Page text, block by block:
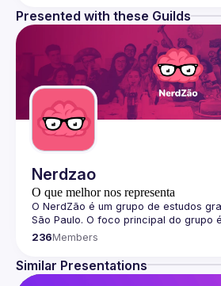
Presented with these Guilds
Nerdzao
O que melhor nos representa
O NerdZão é um grupo de estudos
São Paulo. O foco principal do grupo
networking e disseminar o
plataformas, tecnologias e
forma divertida, quebrando o
no aprendizado.
236Members
Similar Presentations